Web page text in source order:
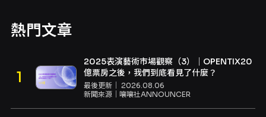
熱門文章
2025表演藝術市場觀察（3）｜OPENTIX20
億票房之後，我們到底看見了什麼？
最後更新｜ 2026.08.06
新聞來源｜ 嚷嚷社ANNOUNCER